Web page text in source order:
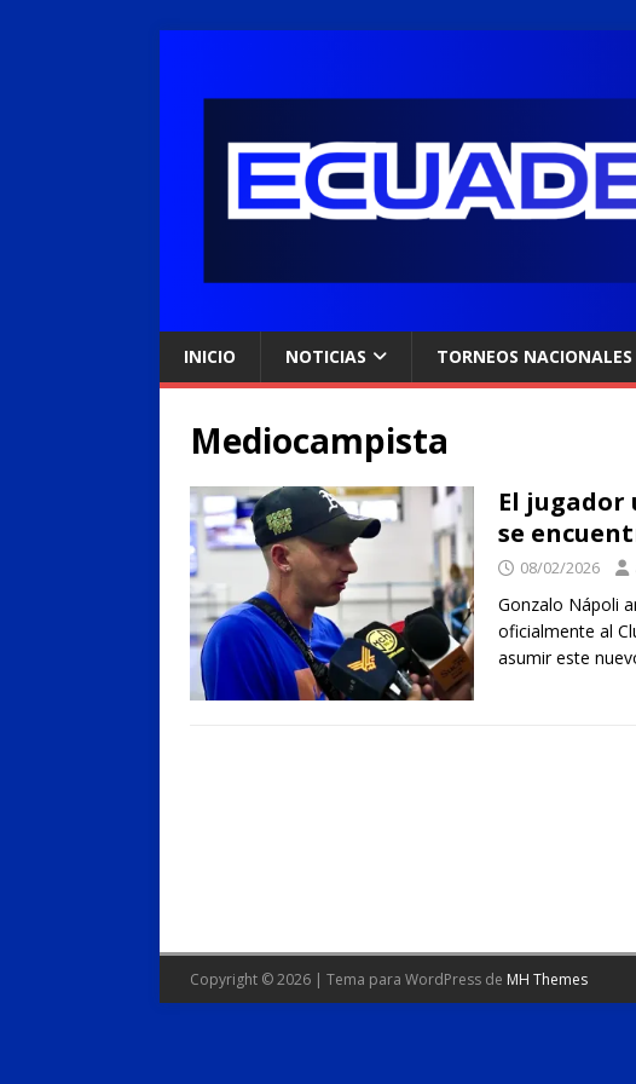
INICIO NOTICIAS TORNEOS NACIONALES
Mediocampista
El jugador
se
08/02/2026
Gonzalo Nápoli
oficialmente al
asumir este
Copyright © 2026 | Tema para WordPress de MH Themes